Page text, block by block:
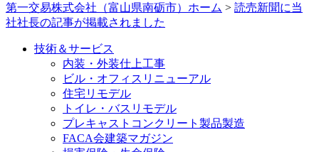
第一交易株式会社（富山県南砺市）ホーム > 読売新聞に当
社社長の記事が掲載されました
技術＆サービス
内装・外装仕上工事
ビル・オフィスリニューアル
住宅リモデル
トイレ・バスリモデル
プレキャストコンクリート製品製造
FACA会建築マガジン